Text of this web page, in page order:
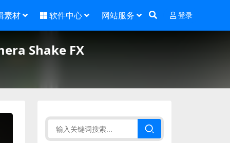
素材 软件中心 网站服务 登录
Shake FX